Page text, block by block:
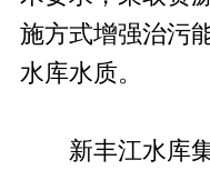
施方式增强治污
水库水质。
新丰江水库集